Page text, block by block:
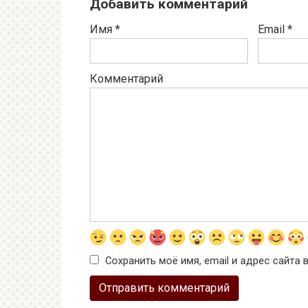
Добавить комментарий
Имя * Email *
Комментарий
Сохранить моё имя, email и адрес